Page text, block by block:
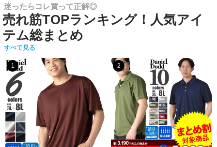
迷ったらコレ買って正解◎
売れ筋TOPランキング！人気アイ
テム総まとめ
すべて見る
1 2